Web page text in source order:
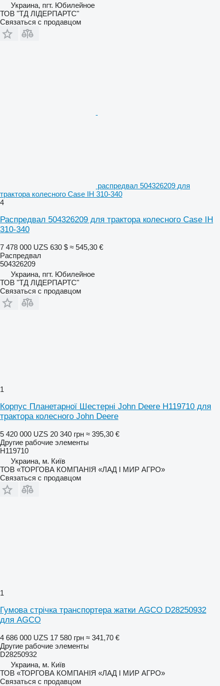
Украина, пгт. Юбилейное
ТОВ "ТД ЛІДЕРПАРТС"
Связаться с продавцом
распредвал 504326209 для
трактора колесного Case IH 310-340
4
Распредвал 504326209 для трактора колесного Case IH
310-340
7 478 000 UZS 630 $ ≈ 545,30 €
Распредвал
504326209
Украина, пгт. Юбилейное
ТОВ "ТД ЛІДЕРПАРТС"
Связаться с продавцом
1
Корпус Планетарної Шестерні John Deere H119710 для
трактора колесного John Deere
5 420 000 UZS 20 340 грн ≈ 395,30 €
Другие рабочие элементы
H119710
Украина, м. Київ
ТОВ «ТОРГОВА КОМПАНІЯ «ЛАД І МИР АГРО»
Связаться с продавцом
1
Гумова стрічка транспортера жатки AGCO D28250932
для AGCO
4 686 000 UZS 17 580 грн ≈ 341,70 €
Другие рабочие элементы
D28250932
Украина, м. Київ
ТОВ «ТОРГОВА КОМПАНІЯ «ЛАД І МИР АГРО»
Связаться с продавцом